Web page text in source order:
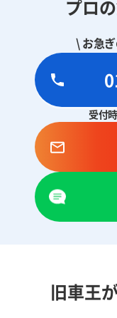
プロ
\ お急
受付
旧車王